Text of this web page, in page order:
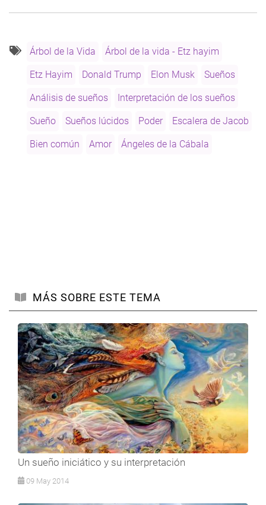
Trump
sí,
tenido
sueño
Árbol de la Vida Árbol de la vida - Etz hayim
Etz Hayim Donald Trump Elon Musk Sueños
Análisis de sueños Interpretación de los sueños
Sueño Sueños lúcidos Poder Escalera de Jacob
Bien común Amor Ángeles de la Cábala
MÁS SOBRE ESTE TEMA
Un sueño iniciático y su interpretación
09 May 2014